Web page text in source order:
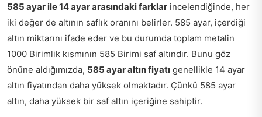
585 ayar ile 14 ayar arasındaki farklar incelendiğinde, her
iki değer de altının saflık oranını belirler. 585 ayar, içerdiği
altın miktarını ifade eder ve bu durumda toplam metalin
1000 Birimlik kısmının 585 Birimi saf altındır. Bunu göz
önüne aldığımızda, 585 ayar altın fiyatı genellikle 14 ayar
altın fiyatından daha yüksek olmaktadır. Çünkü 585 ayar
altın, daha yüksek bir saf altın içeriğine sahiptir.